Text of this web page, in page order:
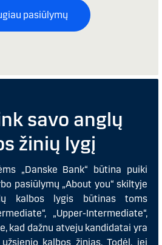
pasiūlymų
savo anglų
žinių lygį
„Danske Bank“ būtina puiki
pasiūlymų „About you“ skiltyje
kalbos lygis būtinas toms
„Upper-Intermediate“,
kad dažnu atveju kandidatai yra
kalbos žinias. Todėl, jei